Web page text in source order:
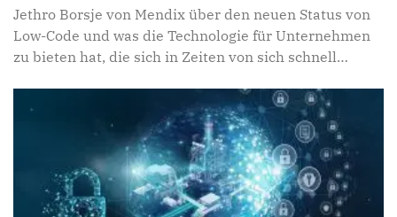
Jethro Borsje von Mendix über den neuen Status von
Low-Code und was die Technologie für Unternehmen
zu bieten hat, die sich in Zeiten von sich schnell
Veränderungen im Bereich der Künstlichen Intelligenz
schneller digital transformieren und mit der
Konkurrenz mithalten müssen.